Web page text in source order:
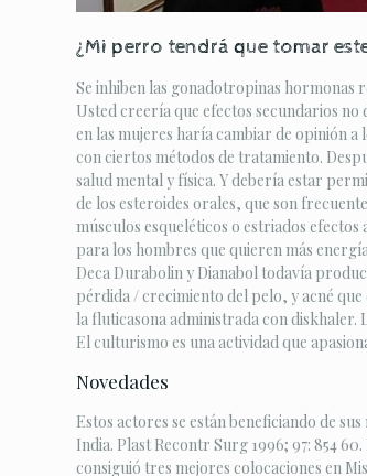
¿Mi perro tendrá que tomar
Se inhiben las gonadotropinas hormonas
Usted creería que efectos secundarios no
en las mujeres haría cambiar de opinión
con ciertos métodos de tratamiento.
salud mental y física. Y debería estar
de los esteroides orales, que son
músculos esqueléticos o estriados
para los hombres que quieren más
Deca Durabolin y Dianabol todavía
pérdida / crecimiento del pelo, y acné
la fluticasona administrada con diskhaler.
El culturismo es una actividad que
Novedades
Estos actores se están beneficiando de
India. Plast Recontr Surg 1996; 97: 854
consiguió tres mejores colocaciones en